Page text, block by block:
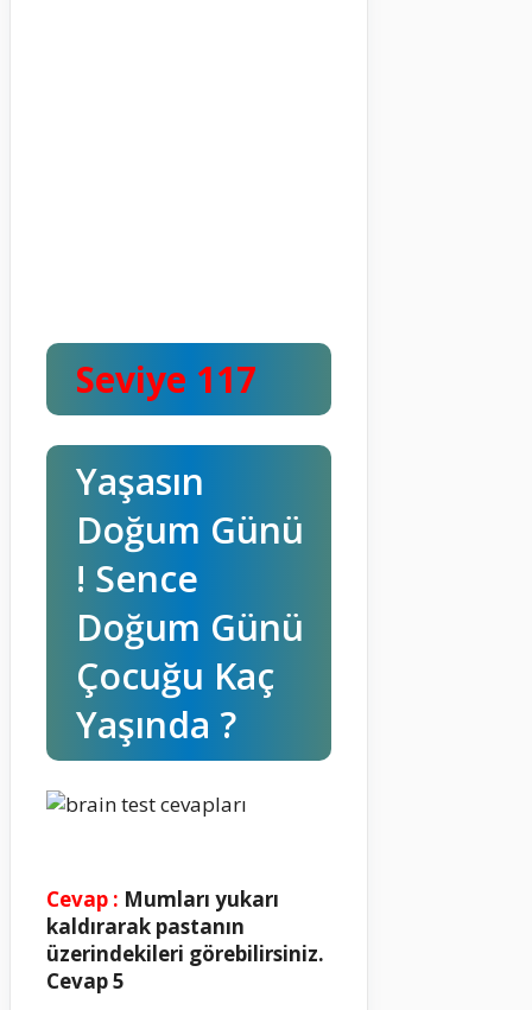
Seviye 117
Yaşasın
Doğum Günü
! Sence
Doğum Günü
Çocuğu Kaç
Yaşında ?
Cevap : Mumları yukarı
kaldırarak pastanın
üzerindekileri görebilirsiniz.
Cevap 5